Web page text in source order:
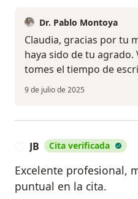
Dr. Pablo Montoya
Claudia, gracias por tu
haya sido de tu
tomes el tiempo de
9 de julio de 2025
JB Cita verificada
Excelente profesional,
puntual en la cita.